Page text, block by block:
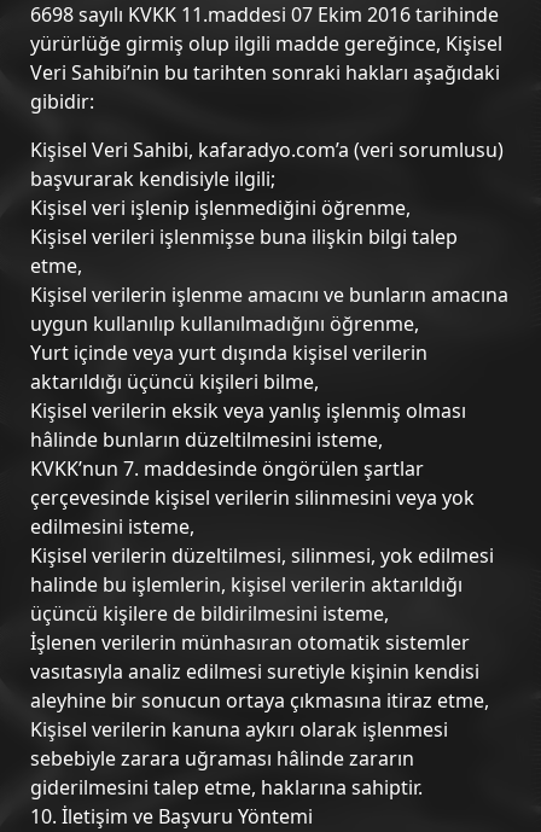
6698 sayılı KVKK 11.maddesi 07 Ekim 2016 tarihinde
yürürlüğe girmiş olup ilgili madde gereğince, Kişisel
Veri Sahibi’nin bu tarihten sonraki hakları aşağıdaki
gibidir:
Kişisel Veri Sahibi, kafaradyo.com’a (veri sorumlusu)
başvurarak kendisiyle ilgili;
Kişisel veri işlenip işlenmediğini öğrenme,
Kişisel verileri işlenmişse buna ilişkin bilgi talep
etme,
Kişisel verilerin işlenme amacını ve bunların amacına
uygun kullanılıp kullanılmadığını öğrenme,
Yurt içinde veya yurt dışında kişisel verilerin
aktarıldığı üçüncü kişileri bilme,
Kişisel verilerin eksik veya yanlış işlenmiş olması
hâlinde bunların düzeltilmesini isteme,
KVKK’nun 7. maddesinde öngörülen şartlar
çerçevesinde kişisel verilerin silinmesini veya yok
edilmesini isteme,
Kişisel verilerin düzeltilmesi, silinmesi, yok edilmesi
halinde bu işlemlerin, kişisel verilerin aktarıldığı
üçüncü kişilere de bildirilmesini isteme,
İşlenen verilerin münhasıran otomatik sistemler
vasıtasıyla analiz edilmesi suretiyle kişinin kendisi
aleyhine bir sonucun ortaya çıkmasına itiraz etme,
Kişisel verilerin kanuna aykırı olarak işlenmesi
sebebiyle zarara uğraması hâlinde zararın
giderilmesini talep etme, haklarına sahiptir.
10. İletişim ve Başvuru Yöntemi